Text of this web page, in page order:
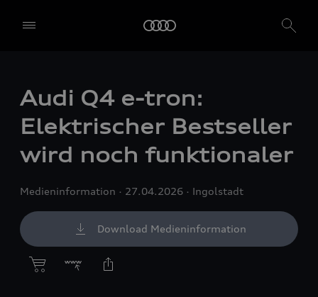
Audi Q4 e-tron:
Elektrischer Bestseller
wird noch funktionaler
Medieninformation 27.04.2026 Ingolstadt
Download Medieninformation